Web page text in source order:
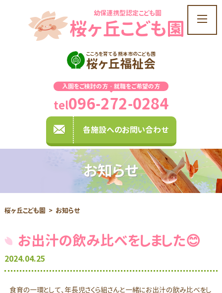
t
o
t
i
o
n
幼保連携型認定こども園
桜ヶ丘こども園
こころを育てる 熊本市のこども園
桜ヶ丘福祉会
入園をご検討の方・就職をご希望の方
tel096-272-0284
各施設へのお問い合わせ
お知らせ
桜ヶ丘こども園 お知らせ
お出汁の飲み比べをしました😊
2024.04.25
食育の一環として、年長児さくら組さんと一緒にお出汁の飲み比べをし